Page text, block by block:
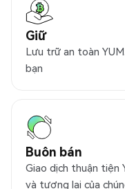
Giữ
Lưu trữ an toàn
bạn
Buôn bán
Giao dịch thuận
và tương lai của